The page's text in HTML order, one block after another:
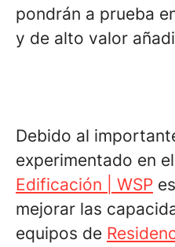
pondrán a prueba
y de alto valor
Debido al
experimentado en
Edificación | WSP
mejorar las
equipos de